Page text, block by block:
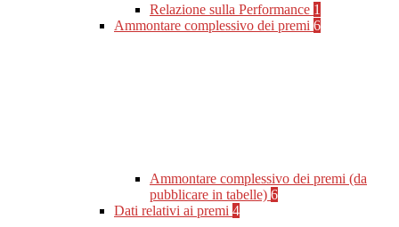
Relazione sulla Performance 1
Ammontare complessivo dei premi 6
Ammontare complessivo dei premi (da
pubblicare in tabelle) 6
Dati relativi ai premi 4